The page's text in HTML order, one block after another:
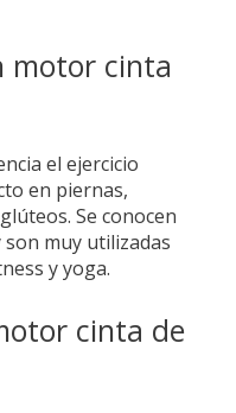
motor cinta
el ejercicio
en piernas,
Se conocen
muy utilizadas
y yoga.
cinta de